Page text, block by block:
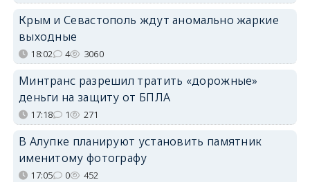
Крым и Севастополь ждут аномально жаркие
выходные
18:02 4 3060
Минтранс разрешил тратить «дорожные»
деньги на защиту от БПЛА
17:18 1 271
В Алупке планируют установить памятник
именитому фотографу
17:05 0 452